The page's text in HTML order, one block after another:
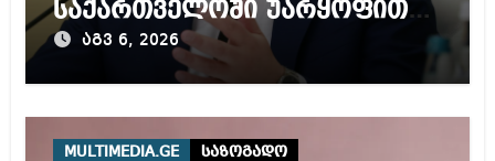
საქართველოში უარყოფითი
გარემოა შექმნილი რუსი
ტურისტებისთვის, ჩვენი კარი
აგვ 6, 2026
MULTIMEDIA.GE საზოგადო